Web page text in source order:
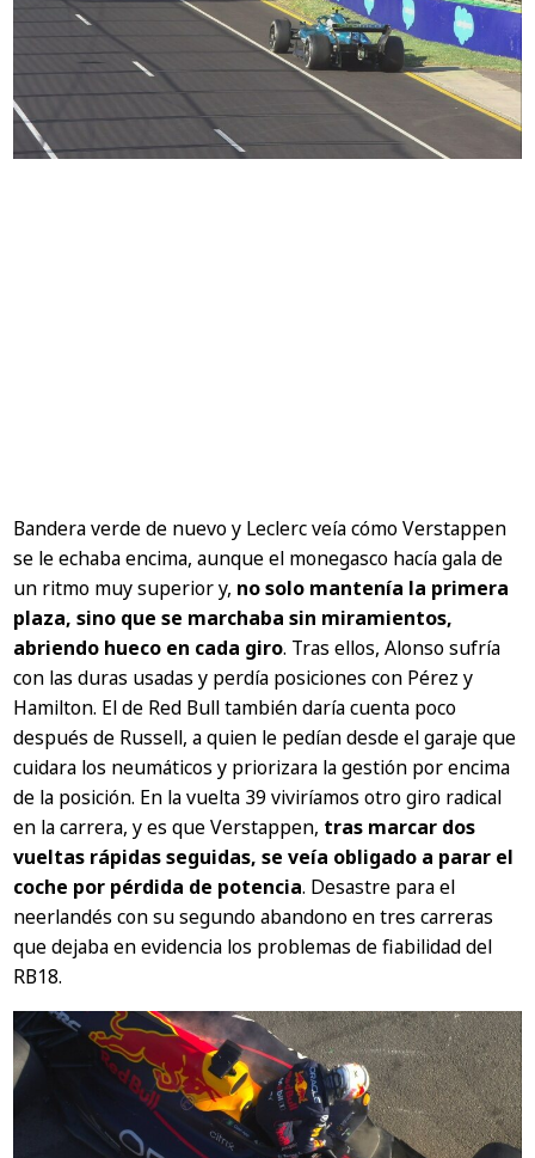
Bandera verde de nuevo y Leclerc veía cómo Verstappen
se le echaba encima, aunque el monegasco hacía gala de
un ritmo muy superior y, no solo mantenía la primera
plaza, sino que se marchaba sin miramientos,
abriendo hueco en cada giro. Tras ellos, Alonso sufría
con las duras usadas y perdía posiciones con Pérez y
Hamilton. El de Red Bull también daría cuenta poco
después de Russell, a quien le pedían desde el garaje que
cuidara los neumáticos y priorizara la gestión por encima
de la posición. En la vuelta 39 viviríamos otro giro radical
en la carrera, y es que Verstappen, tras marcar dos
vueltas rápidas seguidas, se veía obligado a parar el
coche por pérdida de potencia. Desastre para el
neerlandés con su segundo abandono en tres carreras
que dejaba en evidencia los problemas de fiabilidad del
RB18.